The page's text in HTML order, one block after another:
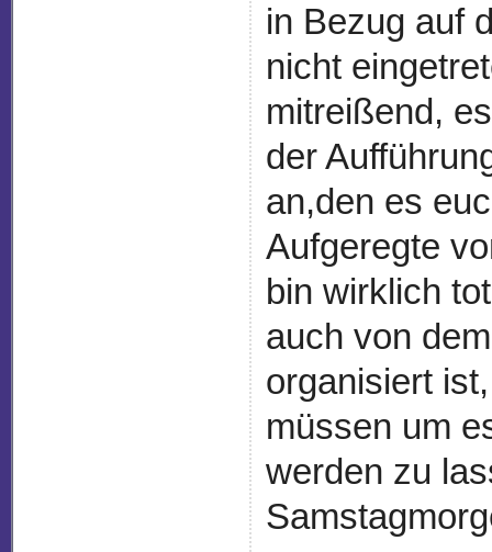
in Bezug auf
nicht
mitreißend,
der
an,den es
Aufgeregte
bin wirklich
auch von
organisiert
müssen um
werden zu